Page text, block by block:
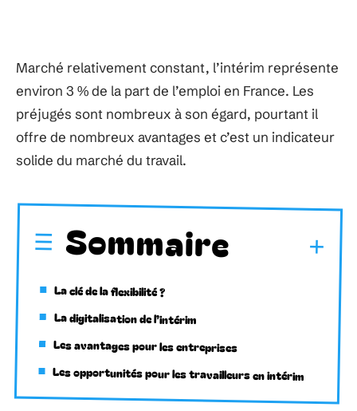
Marché relativement constant, l’intérim représente
environ 3 % de la part de l’emploi en France. Les
préjugés sont nombreux à son égard, pourtant il
offre de nombreux avantages et c’est un indicateur
solide du marché du travail.
Sommaire
La clé de la flexibilité ?
La digitalisation de l’intérim
Les avantages pour les entreprises
Les opportunités pour les travailleurs en intérim